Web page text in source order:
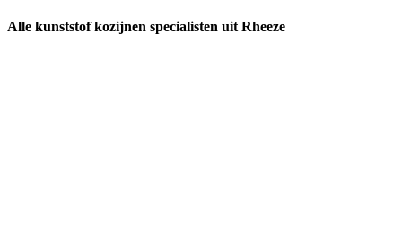
Alle kunststof kozijnen specialisten uit Rheeze